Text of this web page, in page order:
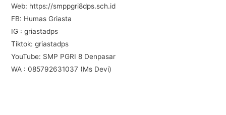
Web: https://smppgri8dps.sch.id
FB: Humas Griasta
IG : griastadps
Tiktok: griastadps
YouTube: SMP PGRI 8 Denpasar
WA : 085792631037 (Ms Devi)